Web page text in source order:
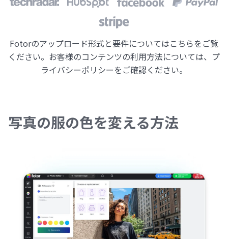
Fotorのアップロード形式と要件についてはこちらをご覧
ください。お客様のコンテンツの利用方法については、 プ
ライバシーポリシーをご確認ください。
写真の服の色を変える方法